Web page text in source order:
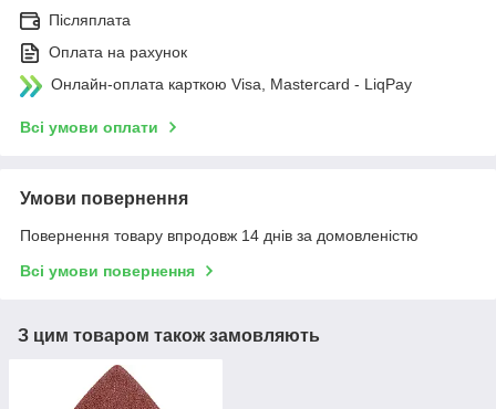
Післяплата
Оплата на рахунок
Онлайн-оплата карткою Visa, Mastercard - LiqPay
Всі умови оплати
Умови повернення
Повернення товару впродовж 14 днів за домовленістю
Всі умови повернення
З цим товаром також замовляють